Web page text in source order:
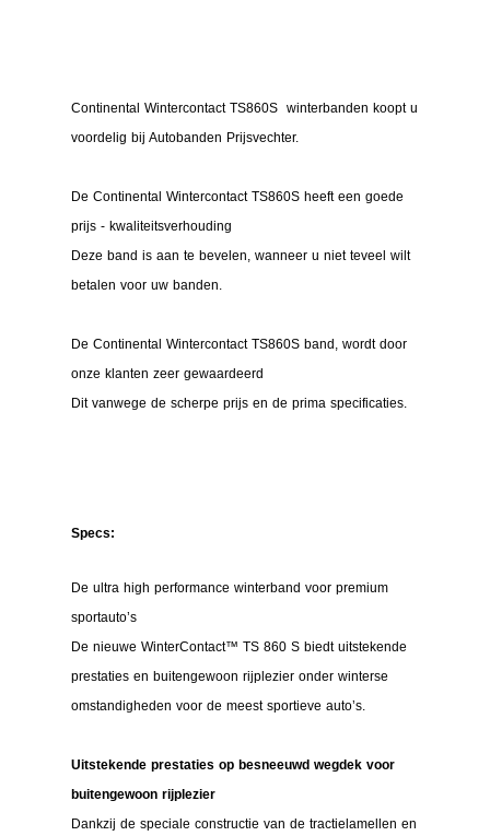
Continental Wintercontact TS860S winterbanden koopt u
voordelig bij Autobanden Prijsvechter.
De Continental Wintercontact TS860S heeft een goede
prijs - kwaliteitsverhouding
Deze band is aan te bevelen, wanneer u niet teveel wilt
betalen voor uw banden.
De Continental Wintercontact TS860S band, wordt door
onze klanten zeer gewaardeerd
Dit vanwege de scherpe prijs en de prima specificaties.
Specs:
De ultra high performance winterband voor premium
sportauto’s
De nieuwe WinterContact™ TS 860 S biedt uitstekende
prestaties en buitengewoon rijplezier onder winterse
omstandigheden voor de meest sportieve auto’s.
Uitstekende prestaties op besneeuwd wegdek voor
buitengewoon rijplezier
Dankzij de speciale constructie van de tractielamellen en